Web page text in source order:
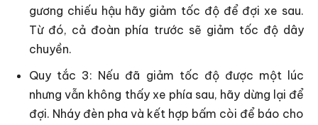
gương chiếu hậu hãy giảm tốc độ để đợi xe sau.
Từ đó, cả đoàn phía trước sẽ giảm tốc độ dây
chuyền.
Quy tắc 3: Nếu đã giảm tốc độ được một lúc
nhưng vẫn không thấy xe phía sau, hãy dừng lại để
đợi. Nháy đèn pha và kết hợp bấm còi để báo cho